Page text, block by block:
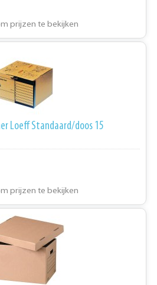
prijzen te bekijken
Loeff Standaard/doos 15
prijzen te bekijken